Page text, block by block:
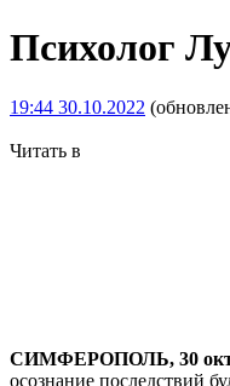
Психолог
19:44 30.10.2022
Читать в
СИМФЕРОПОЛЬ, 30
осознание последствий